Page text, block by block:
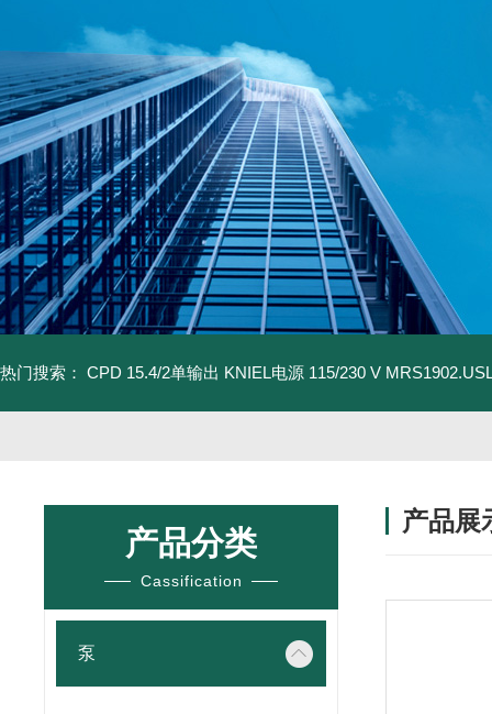
热门搜索： CPD 15.4/2单输出 KNIEL电源 115/230 V
产品分类
Cassification
泵
产品展